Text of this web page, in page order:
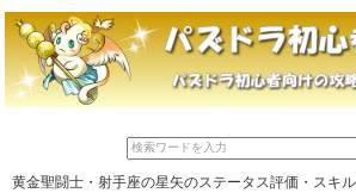
黄金聖闘士・射手座の星矢のステータス評価・スキ